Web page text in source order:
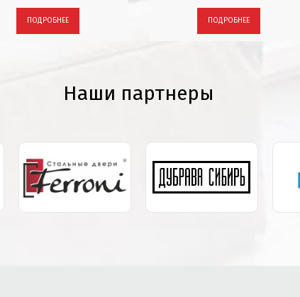
ПОДРОБНЕЕ ПОДРОБНЕЕ
Наши партнеры